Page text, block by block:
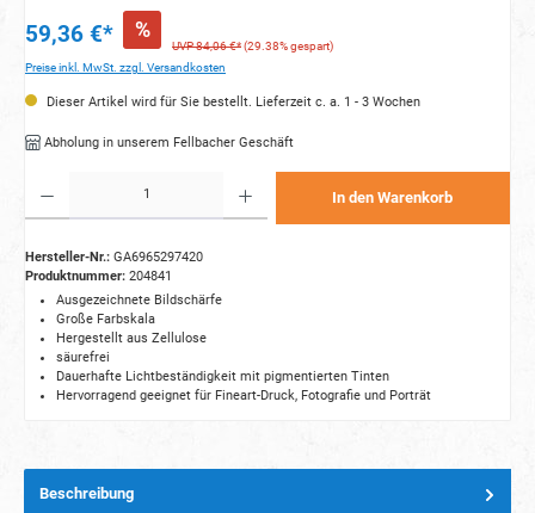
59,36 €* %
UVP 84,06 €*(29.38% gespart)
Preise inkl. MwSt. zzgl. Versandkosten
Dieser Artikel wird für Sie bestellt. Lieferzeit c. a. 1 - 3 Wochen
Abholung in unserem Fellbacher Geschäft
In den Warenkorb
Hersteller-Nr.: GA6965297420
Produktnummer: 204841
Ausgezeichnete Bildschärfe
Große Farbskala
Hergestellt aus Zellulose
säurefrei
Dauerhafte Lichtbeständigkeit mit pigmentierten Tinten
Hervorragend geeignet für Fineart-Druck, Fotografie und Porträt
Beschreibung